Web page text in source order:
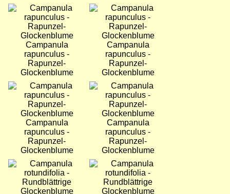
Bild
Campanula
rapunculus -
Rapunzel-
Glockenblume
Bild
Campanula
rapunculus -
Rapunzel-
Glockenblume
Bild
Campanula
rapunculus -
Rapunzel-
Glockenblume
Bild
Campanula
rapunculus -
Rapunzel-
Glockenblume
Bild
Bild